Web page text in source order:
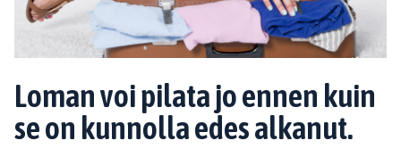
Loman voi pilata jo ennen kuin
se on kunnolla edes alkanut.